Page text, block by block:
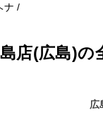
ナ /
店(広島)の
広